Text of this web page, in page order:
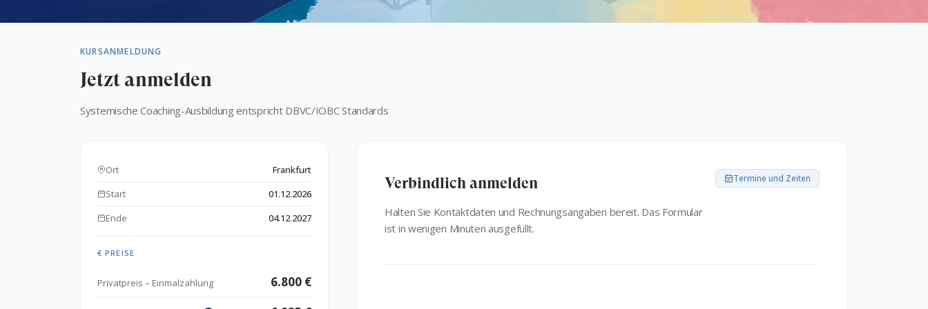
KURSANMELDUNG
Jetzt anmelden
Systemische Coaching-Ausbildung entspricht DBVC/IOBC Standards
Ort
Frankfurt
Start
01.12.2026
Ende
04.12.2027
€ PREISE
Privatpreis – Einmalzahlung 6.800 €
Verbindlich anmelden
Halten Sie Kontaktdaten und Rechnungsangaben bereit. Das Formular
ist in wenigen Minuten ausgefüllt.
Termine und Zeiten